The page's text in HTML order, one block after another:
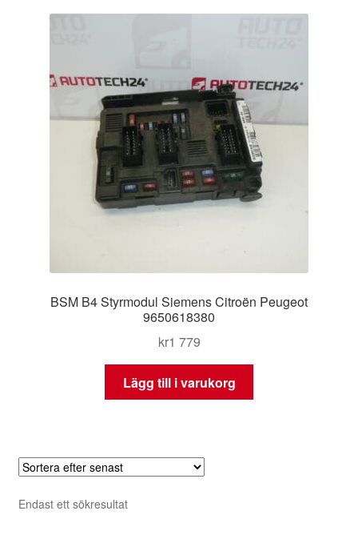
Kontakt
Reklamationsprocedur
VillkorBSM B4 Styrmodul Siemens Citroën Peugeot
9650618380
kr1 779
Lägg till i varukorg
Endast ett sökresultat